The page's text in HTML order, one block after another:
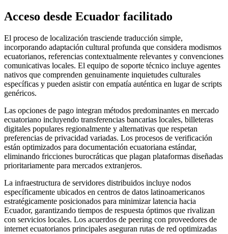
Acceso desde Ecuador facilitado
El proceso de localización trasciende traducción simple,
incorporando adaptación cultural profunda que considera modismos
ecuatorianos, referencias contextualmente relevantes y convenciones
comunicativas locales. El equipo de soporte técnico incluye agentes
nativos que comprenden genuinamente inquietudes culturales
específicas y pueden asistir con empatía auténtica en lugar de scripts
genéricos.
Las opciones de pago integran métodos predominantes en mercado
ecuatoriano incluyendo transferencias bancarias locales, billeteras
digitales populares regionalmente y alternativas que respetan
preferencias de privacidad variadas. Los procesos de verificación
están optimizados para documentación ecuatoriana estándar,
eliminando fricciones burocráticas que plagan plataformas diseñadas
prioritariamente para mercados extranjeros.
La infraestructura de servidores distribuidos incluye nodos
específicamente ubicados en centros de datos latinoamericanos
estratégicamente posicionados para minimizar latencia hacia
Ecuador, garantizando tiempos de respuesta óptimos que rivalizan
con servicios locales. Los acuerdos de peering con proveedores de
internet ecuatorianos principales aseguran rutas de red optimizadas